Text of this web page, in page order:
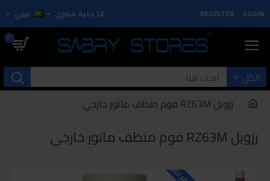
LOGIN
REGISTER
LE جنية مصري عربي
0
الكل
رزويل RZ63M فوم منظف ماتور خارجي
رزويل RZ63M فوم منظف ماتور خارجي